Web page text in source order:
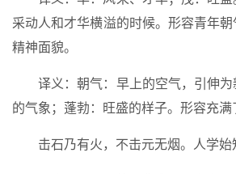
采动人和才华横溢的时候。形容青年
精神面貌。
译义：朝气：早上的空气，引伸
的气象；蓬勃：旺盛的样子。形容充满
击石乃有火，不击元无烟。人学始